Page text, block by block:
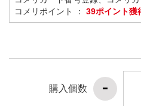
コメリポイント ： 39ポイント獲
購入個数